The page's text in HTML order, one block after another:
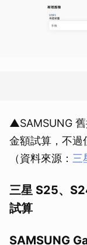
▲SAMSUNG 舊
金額試算，不過
（資料來源： 三
三星 S25、
試算
SAMSUNG